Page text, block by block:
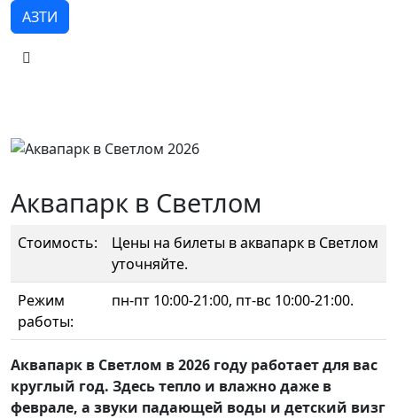
АЗТИ
Аквапарк в Светлом
Стоимость:
Цены на билеты в аквапарк в Светлом
уточняйте.
Режим
работы:
пн-пт 10:00-21:00, пт-вс 10:00-21:00.
Аквапарк в Светлом в 2026 году работает для вас
круглый год. Здесь тепло и влажно даже в
феврале, а звуки падающей воды и детский визг